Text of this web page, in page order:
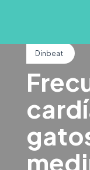
Dinbeat